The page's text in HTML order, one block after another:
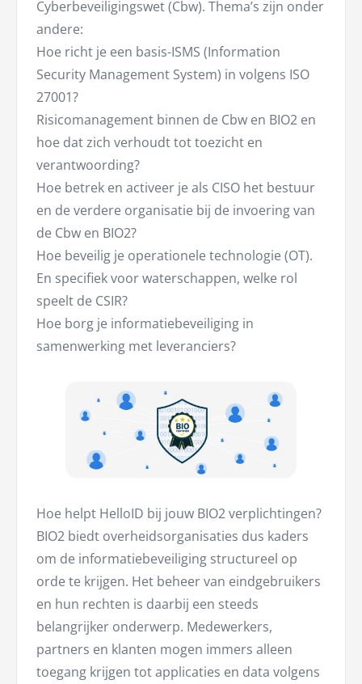
Cyberbeveiligingswet (Cbw). Thema’s zijn onder
andere:
Hoe richt je een basis-ISMS (Information
Security Management System) in volgens ISO
27001?
Risicomanagement binnen de Cbw en BIO2 en
hoe dat zich verhoudt tot toezicht en
verantwoording?
Hoe betrek en activeer je als CISO het bestuur
en de verdere organisatie bij de invoering van
de Cbw en BIO2?
Hoe beveilig je operationele technologie (OT).
En specifiek voor waterschappen, welke rol
speelt de CSIR?
Hoe borg je informatiebeveiliging in
samenwerking met leveranciers?
Hoe helpt HelloID bij jouw BIO2 verplichtingen?
BIO2 biedt overheidsorganisaties dus kaders
om de informatiebeveiliging structureel op
orde te krijgen. Het beheer van eindgebruikers
en hun rechten is daarbij een steeds
belangrijker onderwerp. Medewerkers,
partners en klanten mogen immers alleen
toegang krijgen tot applicaties en data volgens